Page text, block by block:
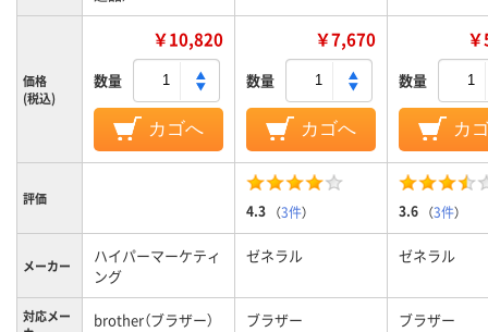
価格
(税込)
￥10,820
数量
カゴへ
￥7,670
数量
カゴへ
数量
カ
評価
4.3 （3件） 3.6 （3件）
メーカー
ハイパーマーケティ
ング
ゼネラル ゼネラル
対応メー
brother（ブラザー） ブラザー ブラザー